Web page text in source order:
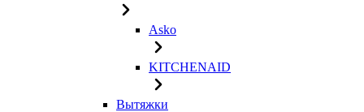
Asko
KITCHENAID
Вытяжки